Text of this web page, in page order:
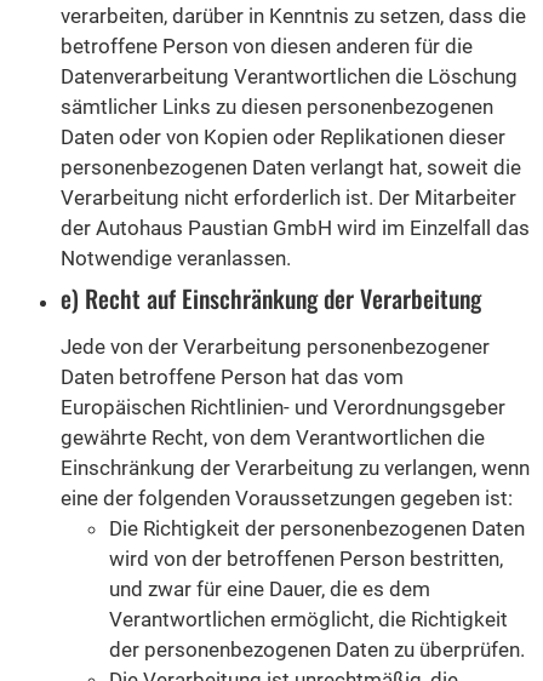
verarbeiten, darüber in Kenntnis zu setzen, dass die
betroffene Person von diesen anderen für die
Datenverarbeitung Verantwortlichen die Löschung
sämtlicher Links zu diesen personenbezogenen
Daten oder von Kopien oder Replikationen dieser
personenbezogenen Daten verlangt hat, soweit die
Verarbeitung nicht erforderlich ist. Der Mitarbeiter
der Autohaus Paustian GmbH wird im Einzelfall das
Notwendige veranlassen.
e) Recht auf Einschränkung der Verarbeitung
Jede von der Verarbeitung personenbezogener
Daten betroffene Person hat das vom
Europäischen Richtlinien- und Verordnungsgeber
gewährte Recht, von dem Verantwortlichen die
Einschränkung der Verarbeitung zu verlangen, wenn
eine der folgenden Voraussetzungen gegeben ist:
Die Richtigkeit der personenbezogenen Daten
wird von der betroffenen Person bestritten,
und zwar für eine Dauer, die es dem
Verantwortlichen ermöglicht, die Richtigkeit
der personenbezogenen Daten zu überprüfen.